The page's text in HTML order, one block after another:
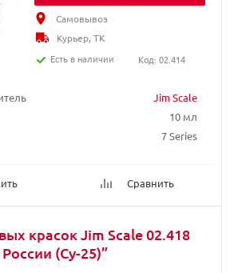
Jim Scale
10 мл
7 Series
Сравнить
Самовывоз
Курьер, ТК
Есть в наличии
Код: 02.414
красок Jim Scale 02.418
(Су-25)”